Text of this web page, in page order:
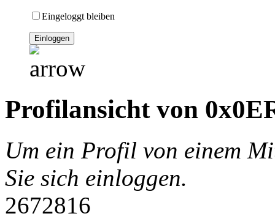
Eingeloggt bleiben
Profilansicht von
Um ein Profil von einem
Sie sich einloggen.
2672816